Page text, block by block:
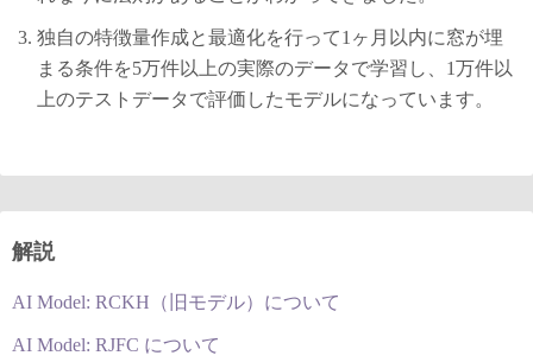
独自の特徴量作成と最適化を行って1ヶ月以内に窓が埋
まる条件を5万件以上の実際のデータで学習し、1万件以
上のテストデータで評価したモデルになっています。
解説
AI Model: RCKH（旧モデル）について
AI Model: RJFC について